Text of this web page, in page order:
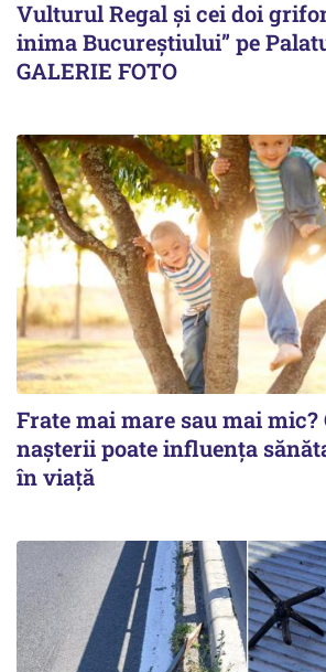
Vulturul Regal și cei doi
inima Bucureștiului” pe
GALERIE FOTO
Frate mai mare sau mai mic?
nașterii poate influența
în viață